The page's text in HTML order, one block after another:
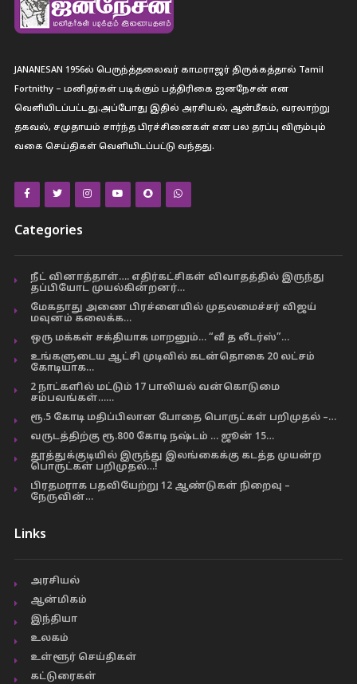
JANANESAN 1956ல் பெருந்த்தலைவர் காமராஜர் திருக்கத்தால் Tamil
Fortnithy – மனிதர்கள் படிக்கும் பத்திரிகை ஐனநேசன் என
வெளியிடப்பட்டது.அப்போது இதில் அரசியல், ஆன்மீகம், வரலாற்று
தகவல், சமுதாயம் சார்ந்த பிரச்சினைகள் என பல தரப்பு விரும்பும்
வகை செய்திகள் வெளியிடப்பட்டு வந்தது.
Categories
நீட் வினாத்தாள்…. எதிர்கட்சிகள் விவாதத்தில் இருந்து
தப்பியோட முயல்கின்றனர்…
மேகதாது அணை பிரச்னையில் முதலமைச்சர் விஜய்
மவுனம் கலைக்க…
ஒரு மக்கள் சக்தியாக மாறனும்… “வீ த லீடர்ஸ்”…
உங்களுடைய ஆட்சி முடிவில் கடன்தொகை 20 லட்சம்
கோடியாக…
2 நாட்களில் மட்டும் 17 பாலியல் வன்கொடுமை
சம்பவங்கள்……
ரூ.5 கோடி மதிப்பிலான போதை பொருட்கள் பறிமுதல் –…
வருடத்திற்கு ரூ.800 கோடி நஷ்டம் … ஜூன் 15…
தூத்துக்குடியில் இருந்து இலங்கைக்கு கடத்த முயன்ற
பொருட்கள் பறிமுதல்…!
பிரதமராக பதவியேற்று 12 ஆண்டுகள் நிறைவு –
நேருவின்…
Links
அரசியல்
ஆன்மிகம்
இந்தியா
உலகம்
உள்ளூர் செய்திகள்
கட்டுரைகள்